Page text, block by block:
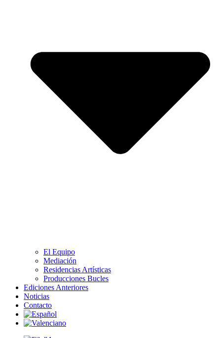
El Equipo
Mediación
Residencias Artísticas
Producciones Bucles
Ediciones Anteriores
Noticias
Contacto